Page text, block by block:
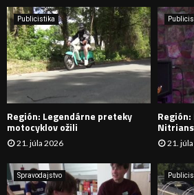
i
e
:
Publicistika
Región: Legendárne preteky
motocyklov ožili
21. júla 2026 21.
Spravodajstvo